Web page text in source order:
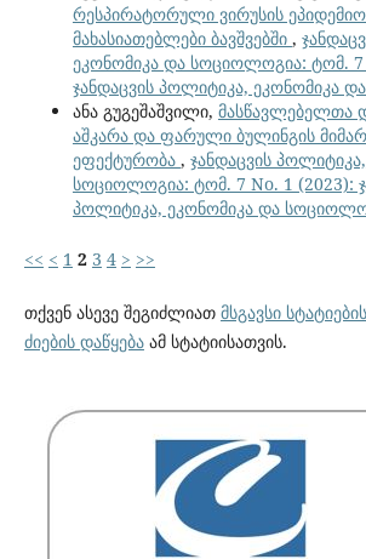
რესპირატორული ვირუსის
მახასიათებლები ბავშვებში ,
ეკონომიკა და სოციოლოგია: ტომ. 7
ჯანდაცვის პოლიტიკა, ეკონომიკა
ანა გუგეშაშვილი, მასწავლებელთა
აშკარა და ფარული ბულინგის
ეფექტურობა , ჯანდაცვის
სოციოლოგია: ტომ. 7 No. 1 (2023):
პოლიტიკა, ეკონომიკა და
<< < 1 2 3 4 > >>
თქვენ ასევე შეგიძლიათ მსგავსი
ძიების დაწყებაამ სტატიისათვის.